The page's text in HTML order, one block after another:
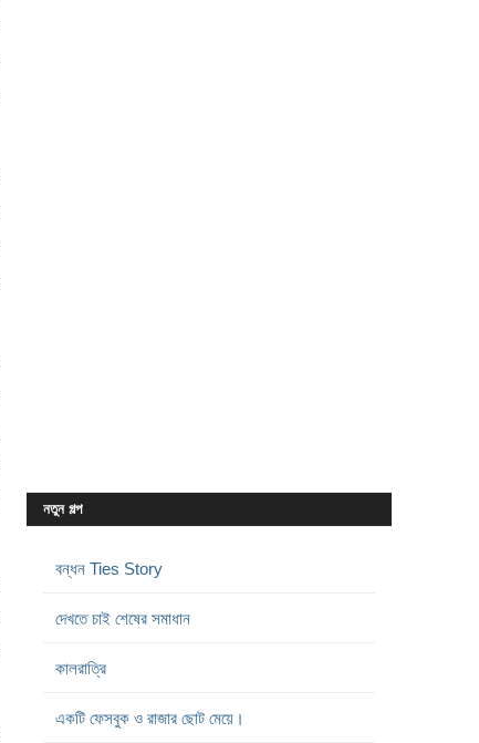
নতুন গল্প
বন্ধন Ties Story
দেখতে চাই শেষের সমাধান
কালরাত্রি
একটি ফেসবুক ও রাজার ছোট মেয়ে।